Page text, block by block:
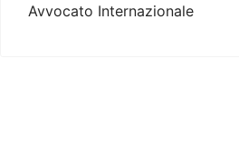
Avvocato Internazionale